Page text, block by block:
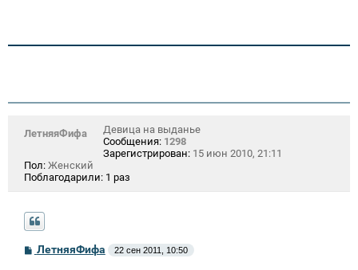
ЛетняяФифа
Девица на выданье
Сообщения: 1298
Зарегистрирован: 15 июн 2010, 21:11
Пол: Женский
Поблагодарили: 1 раз
С
о
ЛетняяФифа 22 сен 2011, 10:50